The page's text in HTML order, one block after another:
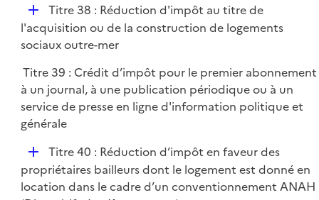
D
é
p
i
e
r
Titre 38 : Réduction d'impôt au titre de
l'acquisition ou de la construction de logements
sociaux outre-mer
Titre 39 : Crédit d’impôt pour le premier abonnement
à un journal, à une publication périodique ou à un
service de presse en ligne d'information politique et
générale
D
é
p
Titre 40 : Réduction d’impôt en faveur des
propriétaires bailleurs dont le logement est donné en
location dans le cadre d’un conventionnement ANAH